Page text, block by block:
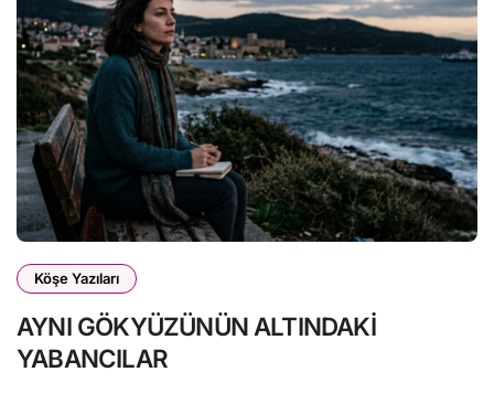
Köşe Yazıları
AYNI GÖKYÜZÜNÜN ALTINDAKİ
YABANCILAR